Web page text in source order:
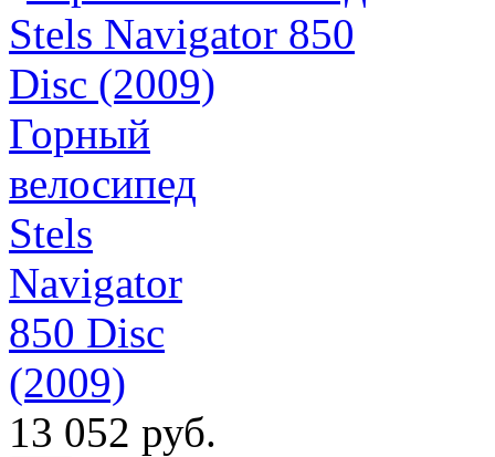
Горный
велосипед
Stels
Navigator
850 Disc
(2009)
13 052 руб.